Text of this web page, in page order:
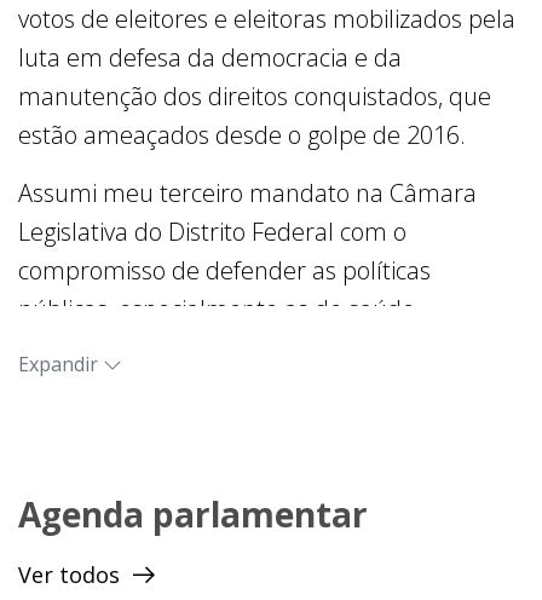
votos de eleitores e eleitoras mobilizados pela
luta em defesa da democracia e da
manutenção dos direitos conquistados, que
estão ameaçados desde o golpe de 2016.
Assumi meu terceiro mandato na Câmara
Legislativa do Distrito Federal com o
compromisso de defender as políticas
públicas, especialmente as de saúde,
sendo desmontadas desde a Emenda
Minha história de atuação política e
parlamentar é pautada pela defesa dos
Expandir
Agenda parlamentar
Ver todos